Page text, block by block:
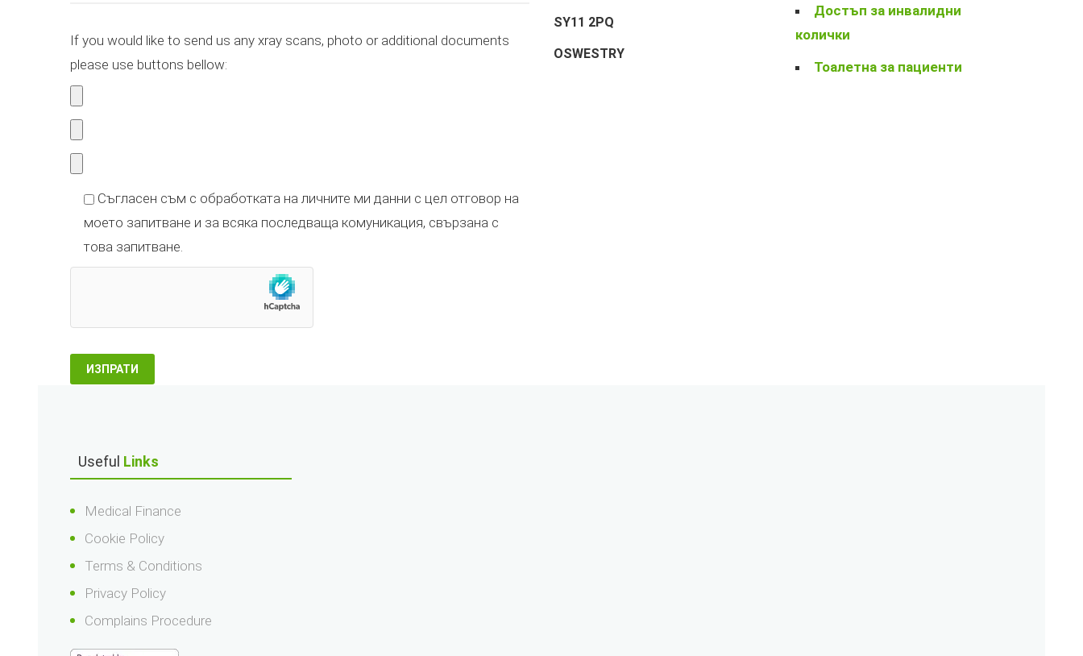
If you would like to send us any xray scans, photo or additional documents
please use buttons bellow:
Съгласен съм с обработката на личните ми данни с цел отговор на
моето запитване и за всяка последваща комуникация, свързана с
това запитване.
SY11 2PQ
OSWESTRY
Достъп за инвалидни
колички
Тоалетна за пациенти
Useful Links
Medical Finance
Cookie Policy
Terms & Conditions
Privacy Policy
Complains Procedure